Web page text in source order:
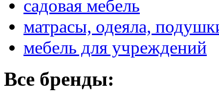
садовая мебель
матрасы, одеяла,
мебель для учреждений
Все бренды: